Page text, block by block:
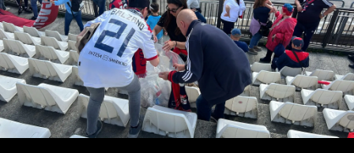
MEDIO CAMPIDANO
ORISTANO E PROVINCIA
SASSARI E PROVINCIA
GALLURA
NUORO E PROVINCIA
OGLIASTRA